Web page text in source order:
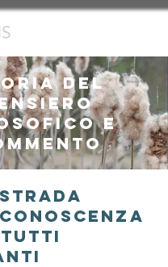
del
e